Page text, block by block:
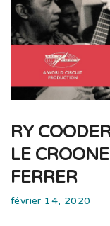
RY
LE
FERRER
février 14, 2020